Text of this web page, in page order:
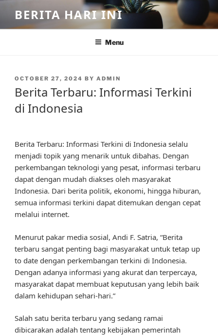
content
BERITA HARI INI
Menu
POSTED
OCTOBER 27, 2024 BY ADMIN
Berita Terbaru: Informasi Terkini
di Indonesia
Berita Terbaru: Informasi Terkini di Indonesia selalu
menjadi topik yang menarik untuk dibahas. Dengan
perkembangan teknologi yang pesat, informasi terbaru
dapat dengan mudah diakses oleh masyarakat
Indonesia. Dari berita politik, ekonomi, hingga hiburan,
semua informasi terkini dapat ditemukan dengan cepat
melalui internet.
Menurut pakar media sosial, Andi F. Satria, “Berita
terbaru sangat penting bagi masyarakat untuk tetap up
to date dengan perkembangan terkini di Indonesia.
Dengan adanya informasi yang akurat dan terpercaya,
masyarakat dapat membuat keputusan yang lebih baik
dalam kehidupan sehari-hari.”
Salah satu berita terbaru yang sedang ramai
dibicarakan adalah tentang kebijakan pemerintah